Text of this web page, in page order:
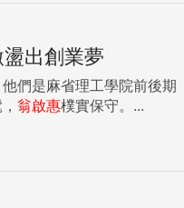
出創業夢
們是麻省理工學院前後期
翁啟惠樸實保守。...